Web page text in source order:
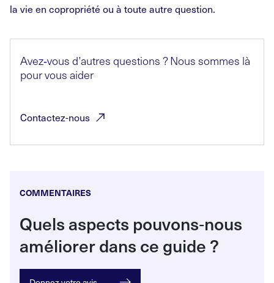
la vie en copropriété ou à toute autre question.
Avez‑vous d’autres questions ? Nous sommes là
pour vous aider
Contactez-nous
COMMENTAIRES
Quels aspects pouvons‑nous
améliorer dans ce guide ?